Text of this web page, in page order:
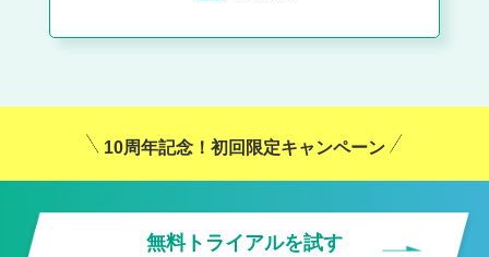
10周年記念！初回限定キャンペーン
無料トライアルを試す